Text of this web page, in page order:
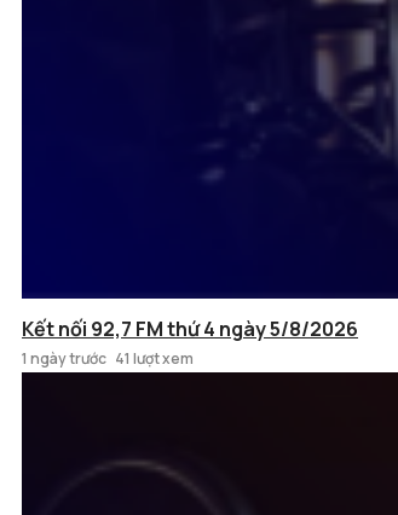
Kết nối 92,7 FM thứ 4 ngày 5/8/2026
1 ngày trước 41 lượt xem